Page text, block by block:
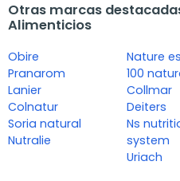
Otras marcas
Alimenticios
Obire
Pranarom
Lanier
Colnatur
Soria natural
Nutralie
Nature
100
Collmar
Deiters
Ns
system
Uriach